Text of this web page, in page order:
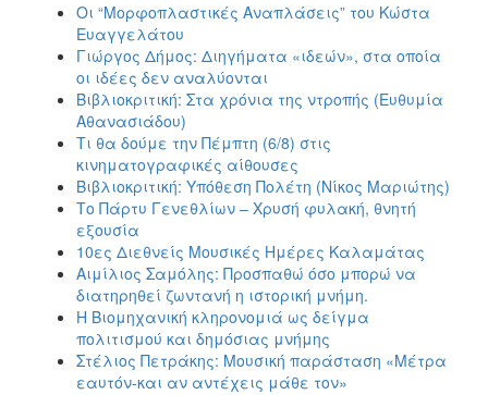
Οι “Μορφοπλαστικές Αναπλάσεις” του Κώστα
Ευαγγελάτου
Γιώργος Δήμος: Διηγήματα «ιδεών», στα οποία
οι ιδέες δεν αναλύονται
Βιβλιοκριτική: Στα χρόνια της ντροπής (Ευθυμία
Αθανασιάδου)
Τι θα δούμε την Πέμπτη (6/8) στις
κινηματογραφικές αίθουσες
Βιβλιοκριτική: Υπόθεση Πολέτη (Νίκος Μαριώτης)
Το Πάρτυ Γενεθλίων – Χρυσή φυλακή, θνητή
εξουσία
10ες Διεθνείς Μουσικές Ημέρες Καλαμάτας
Αιμίλιος Σαμόλης: Προσπαθώ όσο μπορώ να
διατηρηθεί ζωντανή η ιστορική μνήμη.
Η Βιομηχανική κληρονομιά ως δείγμα
πολιτισμού και δημόσιας μνήμης
Στέλιος Πετράκης: Μουσική παράσταση «Μέτρα
εαυτόν-και αν αντέχεις μάθε τον»